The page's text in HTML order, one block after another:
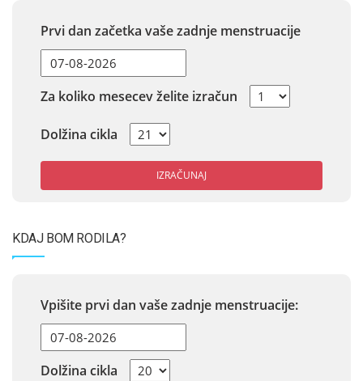
Prvi dan začetka vaše zadnje menstruacije
Za koliko mesecev želite izračun
Dolžina cikla
IZRAČUNAJ
KDAJ BOM RODILA?
Vpišite prvi dan vaše zadnje menstruacije:
Dolžina cikla